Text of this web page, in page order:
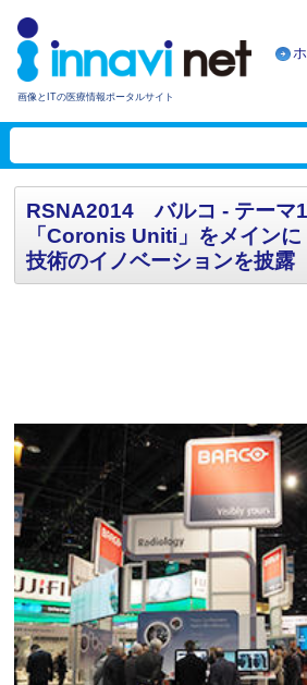
画像とITの医療情報ポータルサイト
RSNA2014 バルコ - テーマ
「Coronis Uniti」をメイン
技術のイノベーションを披露